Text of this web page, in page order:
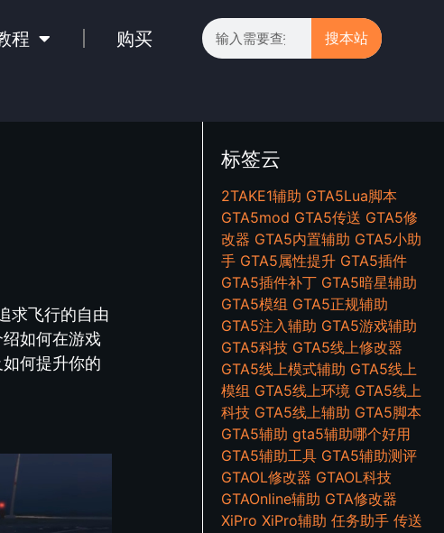
程 购买 搜本站
求飞行的自由
如何在游戏
何提升你的
标签云
2TAKE1辅助 GTA5Lua脚本
GTA5mod GTA5传送 GTA5修
改器 GTA5内置辅助 GTA5小助
手 GTA5属性提升 GTA5插件
GTA5插件补丁 GTA5暗星辅助
GTA5模组 GTA5正规辅助
GTA5注入辅助 GTA5游戏辅助
GTA5科技 GTA5线上修改器
GTA5线上模式辅助 GTA5线上
模组 GTA5线上环境 GTA5线上
科技 GTA5线上辅助 GTA5脚本
GTA5辅助 gta5辅助哪个好用
GTA5辅助工具 GTA5辅助测评
GTAOL修改器 GTAOL科技
GTAOnline辅助 GTA修改器
XiPro XiPro辅助 任务助手 传送